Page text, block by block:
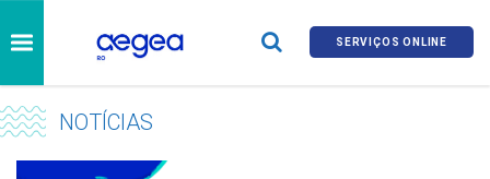
SERVIÇOS ONLINE
NOTÍCIAS